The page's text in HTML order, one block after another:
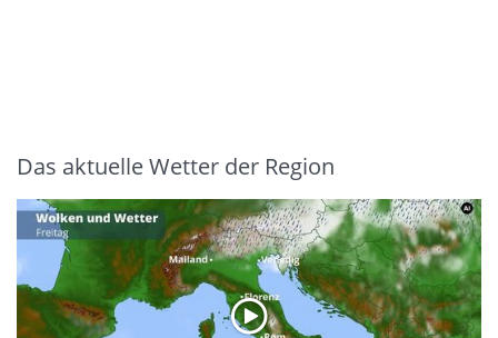
Das aktuelle Wetter der Region